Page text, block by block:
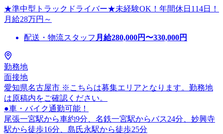
★準中型トラックドライバー★未経験OK！年間休日114日！
月給28万円～
配送・物流スタッフ 月給280,000円〜330,000円
勤務地
面接地
愛知県名古屋市 ※こちらは募集エリアとなります。勤務地
は原稿内をご確認ください。
●車・バイク通勤可能！
尾張一宮駅から車約9分、名鉄一宮駅からバス24分、妙興寺
駅から徒歩16分、島氏永駅から徒歩25分